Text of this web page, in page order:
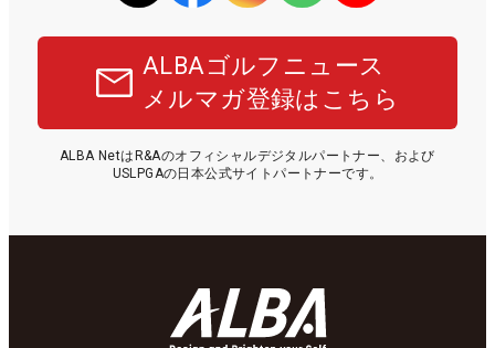
ALBAゴルフニュース
メルマガ登録はこちら
ALBA NetはR&Aのオフィシャルデジタルパートナー、および
USLPGAの日本公式サイトパートナーです。